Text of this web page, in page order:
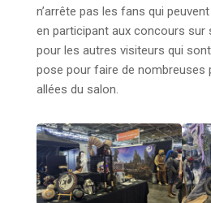
n’arrête pas les fans qui
en participant aux concours sur
pour les autres visiteurs qui
pose pour faire de nombreuses
allées du salon.